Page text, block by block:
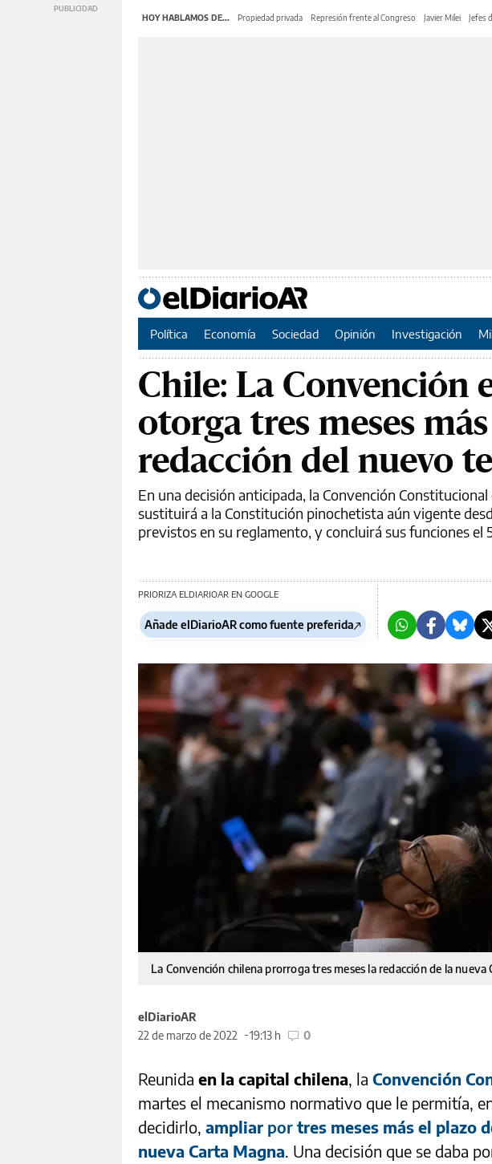
HOY HABLAMOS DE... Propiedad privada Represión frente al Congreso Javier Milei Jefes
Política Economía Sociedad Opinión Investigación
Chile: La Convención
otorga tres meses
redacción del nuevo
En una decisión anticipada, la Convención
sustituirá a la Constitución pinochetista aún vigente
previstos en su reglamento, y concluirá sus funciones el
PRIORIZA ELDIARIOAR EN GOOGLE
Añade elDiarioAR como fuente preferida
La Convención chilena prorroga tres meses la redacción de la nueva
elDiarioAR
22 de marzo de 2022
19:13 h 0
Reunida en la capital chilena, la Convención
martes el mecanismo normativo que le permitía,
decidirlo, ampliar por tres meses más el plazo
nueva Carta Magna. Una decisión que se daba